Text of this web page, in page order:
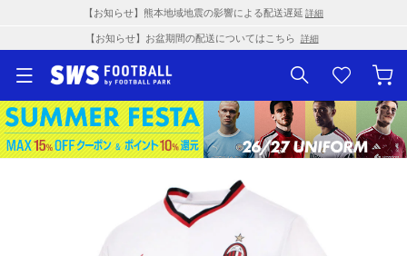
【お知らせ】熊本地域地震の影響による配送遅延 詳細
【お知らせ】お盆期間の配送についてはこちら 詳細